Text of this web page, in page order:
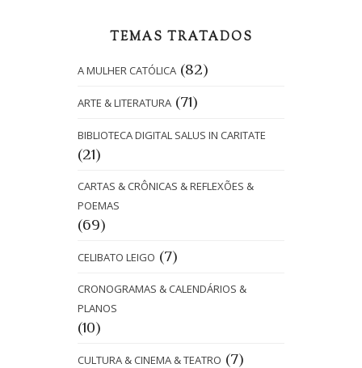
TEMAS TRATADOS
A MULHER CATÓLICA (82)
ARTE & LITERATURA (71)
BIBLIOTECA DIGITAL SALUS IN CARITATE
(21)
CARTAS & CRÔNICAS & REFLEXÕES &
POEMAS
(69)
CELIBATO LEIGO (7)
CRONOGRAMAS & CALENDÁRIOS &
PLANOS
(10)
CULTURA & CINEMA & TEATRO (7)